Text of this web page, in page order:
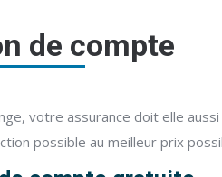
de compte
votre assurance doit elle
possible au meilleur prix